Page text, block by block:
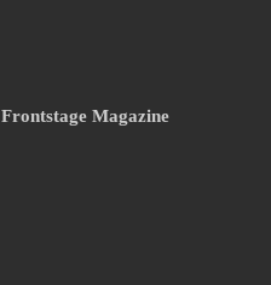
Frontstage Magazine